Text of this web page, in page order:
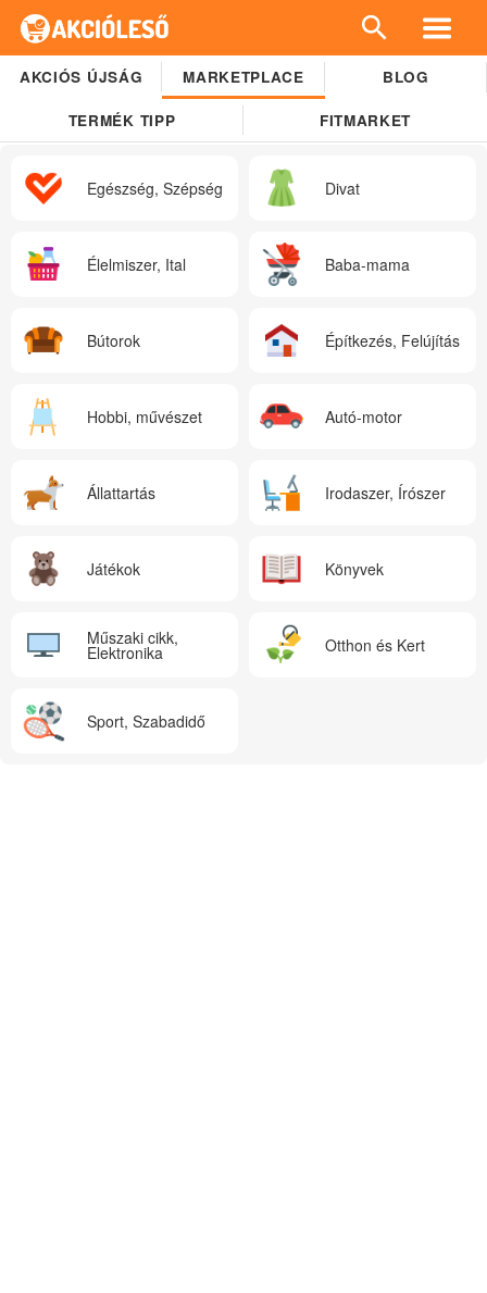
AKCIÓS ÚJSÁG MARKETPLACE BLOG
TERMÉK TIPP FITMARKET
Egészség, Szépség Divat
Élelmiszer, Ital Baba-mama
Bútorok Építkezés, Felújítás
Hobbi, művészet Autó-motor
Állattartás Irodaszer, Írószer
Játékok Könyvek
Műszaki cikk,
Elektronika Otthon és Kert
Sport, Szabadidő